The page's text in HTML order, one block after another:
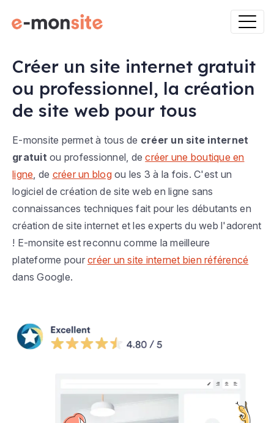
Créer un site internet gratuit
ou professionnel, la création
de site web pour tous
E-monsite permet à tous de créer un site internet
gratuit ou professionnel, decréer une boutique en
ligne , de créer un blogou les 3 à la fois. C'est un
logiciel de création de site web en ligne sans
connaissances techniques fait pour les débutants en
création de site internet et les experts du web l'adorent
! E-monsite est reconnu comme la meilleure
plateforme pour créer un site internet bien référencé
dans Google.